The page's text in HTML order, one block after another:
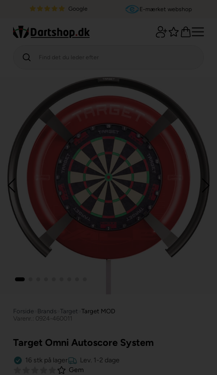
Google E-mærket webshop
Forside Brands Target Target MOD
Varenr.: 0924-460011
Target Omni Autoscore System
16 stk på lager
Lev. 1-2 dage
Gem